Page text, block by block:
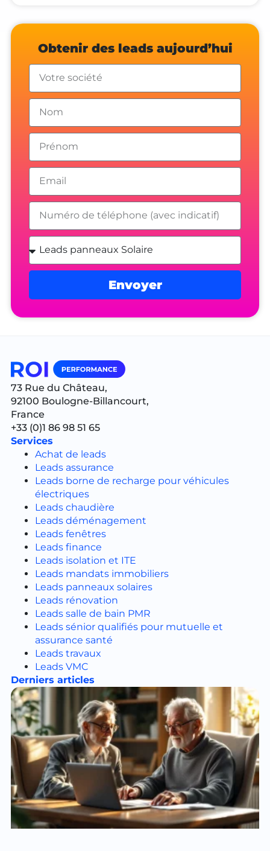
Obtenir des leads aujourd’hui
Envoyer
73 Rue du Château,
92100 Boulogne-Billancourt,
France
+33 (0)1 86 98 51 65
Services
Achat de leads
Leads assurance
Leads borne de recharge pour véhicules
électriques
Leads chaudière
Leads déménagement
Leads fenêtres
Leads finance
Leads isolation et ITE
Leads mandats immobiliers
Leads panneaux solaires
Leads rénovation
Leads salle de bain PMR
Leads sénior qualifiés pour mutuelle et
assurance santé
Leads travaux
Leads VMC
Derniers articles